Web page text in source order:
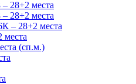
28+2 места
28+2 места
– 28+2 места
места
(сп.м.)